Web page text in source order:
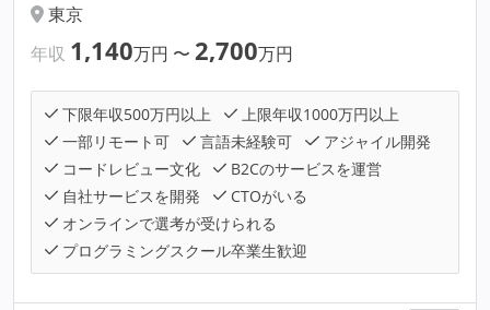
東京
年収 1,140万円 〜 2,700万円
下限年収500万円以上
上限年収1000万円以上
一部リモート可
言語未経験可
アジャイル開発
コードレビュー文化
B2Cのサービスを運営
自社サービスを開発
CTOがいる
オンラインで選考が受けられる
プログラミングスクール卒業生歓迎